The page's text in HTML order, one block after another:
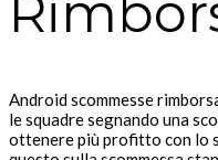
Android scommesse
le squadre segnando una
ottenere più profitto con lo